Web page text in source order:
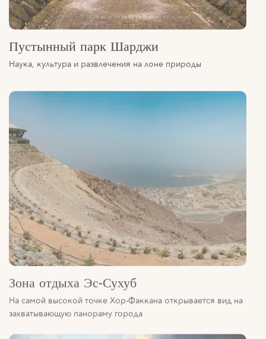
Пустынный парк Шарджи
Зона отдыха Эс-Сухуб
На самой высокой точке Хор-Факкана открывается вид на
захватывающую панораму города